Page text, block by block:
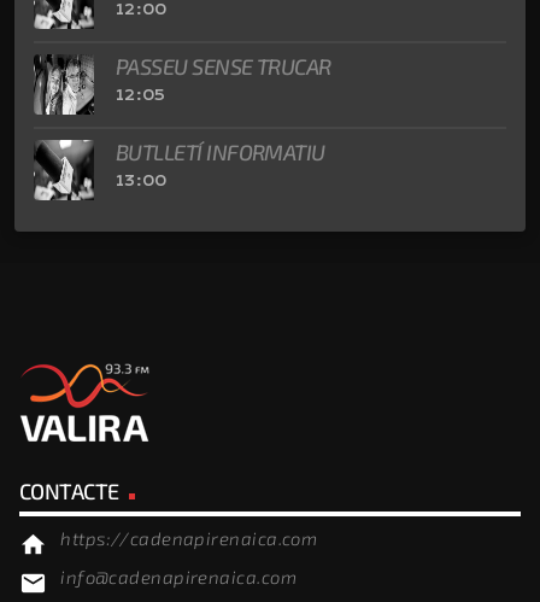
12:00
PASSEU SENSE TRUCAR
12:05
BUTLLETÍ INFORMATIU
13:00
CONTACTE
home https://cadenapirenaica.com
email info@cadenapirenaica.com